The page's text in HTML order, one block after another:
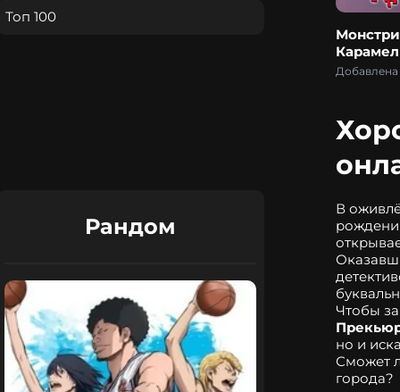
Топ 100
Рандом
Добавлена
В
но и
Сможет
города?